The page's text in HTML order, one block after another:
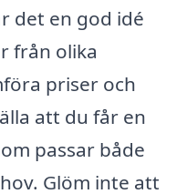
det en god idé
från olika
priser och
att du får en
passar både
Glöm inte att